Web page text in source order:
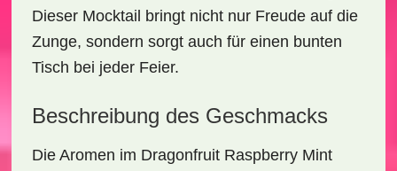
Dieser Mocktail bringt nicht nur Freude auf die
Zunge, sondern sorgt auch für einen bunten
Tisch bei jeder Feier.
Beschreibung des Geschmacks
Die Aromen im Dragonfruit Raspberry Mint